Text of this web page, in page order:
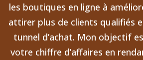
les boutiques en ligne à
attirer plus de clients qualifiés
tunnel d’achat. Mon objectif
votre chiffre d’affaires en